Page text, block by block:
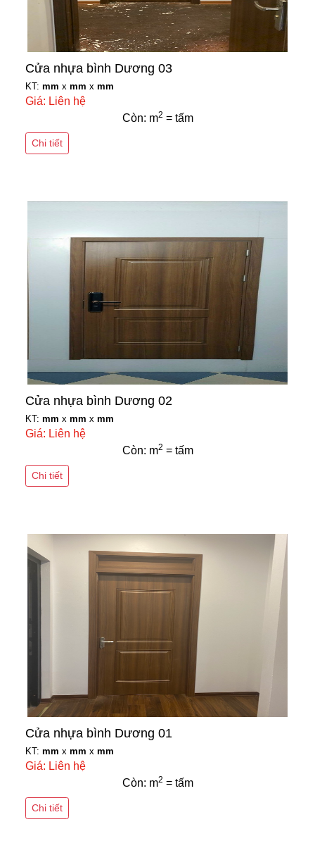
Cửa nhựa bình Dương 03
KT: mm x mm x mm
Giá: Liên hệ
Còn: m2 = tấm
Chi tiết
Cửa nhựa bình Dương 02
KT: mm x mm x mm
Giá: Liên hệ
Còn: m2 = tấm
Chi tiết
Cửa nhựa bình Dương 01
KT: mm x mm x mm
Giá: Liên hệ
Còn: m2 = tấm
Chi tiết